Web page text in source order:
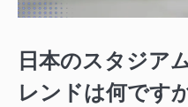
日本のスタジア
レンドは何です